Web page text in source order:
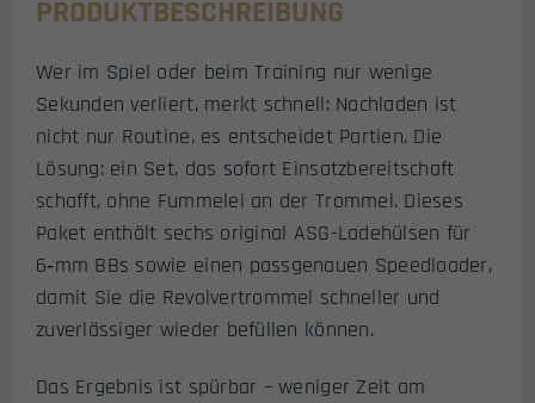
PRODUKTBESCHREIBUNG
Wer im Spiel oder beim Training nur wenige
Sekunden verliert, merkt schnell: Nachladen ist
nicht nur Routine, es entscheidet Partien. Die
Lösung: ein Set, das sofort Einsatzbereitschaft
schafft, ohne Fummelei an der Trommel. Dieses
Paket enthält sechs original ASG-Ladehülsen für
6‑mm BBs sowie einen passgenauen Speedloader,
damit Sie die Revolvertrommel schneller und
zuverlässiger wieder befüllen können.
Das Ergebnis ist spürbar – weniger Zeit am